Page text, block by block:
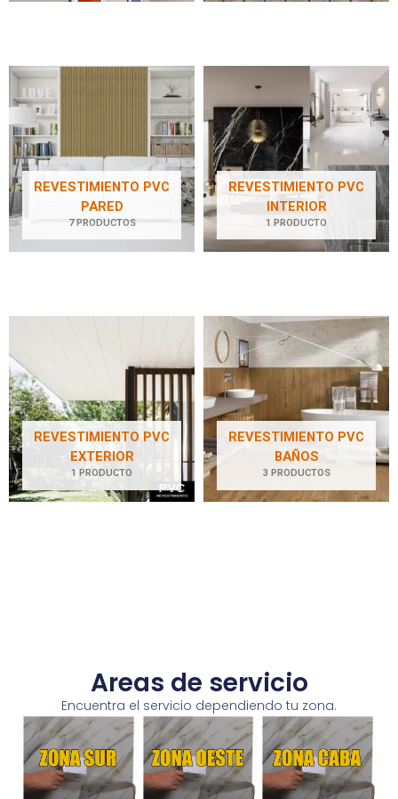
REVESTIMIENTO PVC
PARED
7 PRODUCTOS
REVESTIMIENTO PVC
INTERIOR
1 PRODUCTO
REVESTIMIENTO PVC
EXTERIOR
1 PRODUCTO
REVESTIMIENTO PVC
BAÑOS
3 PRODUCTOS
Areas de servicio
Encuentra el servicio dependiendo tu zona.